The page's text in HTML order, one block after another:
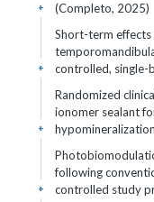
(Completo, 2025)
+
Short-term
controlled,
+
Randomized
ionomer sealant
+
following
controlled study
+